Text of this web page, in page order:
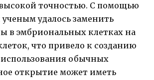
точностью. С помощью
удалось заменить
в эмбриональных клетках на
что привело к созданию
обычных
открытие может иметь